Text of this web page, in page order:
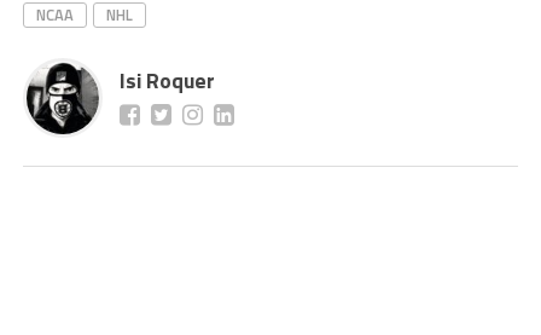
NCAA
NHL
Isi Roquer